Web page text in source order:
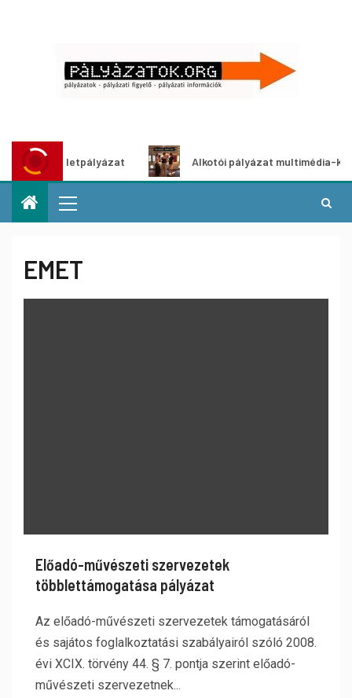
Alkotói pályázat multimédia-kiállításhoz
EMET
Előadó-művészeti szervezetek
többlettámogatása pályázat
Az előadó-művészeti szervezetek támogatásáról
és sajátos foglalkoztatási szabályairól szóló 2008.
évi XCIX. törvény 44. § 7. pontja szerint előadó-
művészeti szervezetnek...